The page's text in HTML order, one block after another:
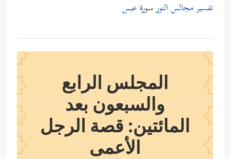
تفسير مجالس النورسورة عبس
المجلس الرابع
والسبعون بعد
المائتين: قصة الرجل
الأعمى